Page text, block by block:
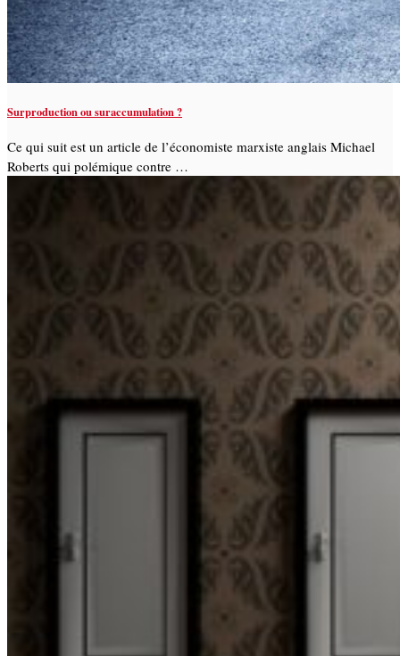
Surproduction ou suraccumulation ?
Ce qui suit est un article de l’économiste marxiste anglais Michael
Roberts qui polémique contre …